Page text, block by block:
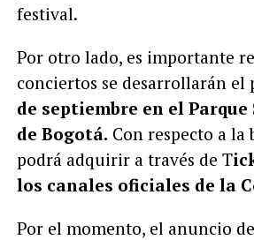
festival.
Por otro lado, es importante
conciertos se desarrollarán el
de septiembre en el
de Bogotá. Con respecto a la
podrá adquirir a través de T
los canales oficiales de la
Por el momento, el anuncio